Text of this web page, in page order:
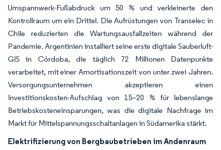
Umspannwerk-Fußabdruck um 50 % und verkleinerte den
Kontrollraum um ein Drittel. Die Aufrüstungen von Transelec in
Chile reduzierten die Wartungsausfallzeiten während der
Pandemie. Argentinien installiert seine erste digitale Sauberluft-
GIS in Córdoba, die täglich 72 Millionen Datenpunkte
verarbeitet, mit einer Amortisationszeit von unter zwei Jahren.
Versorgungsunternehmen akzeptieren einen
Investitionskosten-Aufschlag von 15–20 % für lebenslange
Betriebskosteneinsparungen, was die digitale Nachfrage im
Markt für Mittelspannungsschaltanlagen in Südamerika stärkt.
Elektrifizierung von Bergbaubetrieben im Andenraum